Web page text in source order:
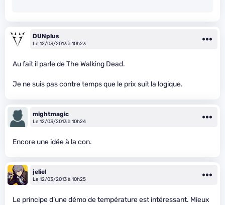
DUNplus
Le 12/03/2013 à 10h23
Au fait il parle de The Walking Dead.
Je ne suis pas contre temps que le prix suit la logique.
mightmagic
Le 12/03/2013 à 10h24
Encore une idée à la con.
jeliel
Le 12/03/2013 à 10h25
Le principe d’une démo de température est intéressant. Mieux